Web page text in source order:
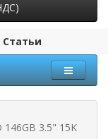
Статьи
146GB 3.5" 15K